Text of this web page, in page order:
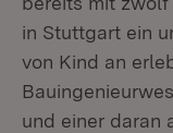
in Stuttgart ein
von Kind an
und einer daran